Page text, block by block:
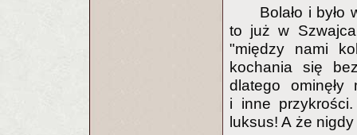
Bolało i było
to już w
"między nami
kochania się
dlatego ominęły
i inne
luksus! A że